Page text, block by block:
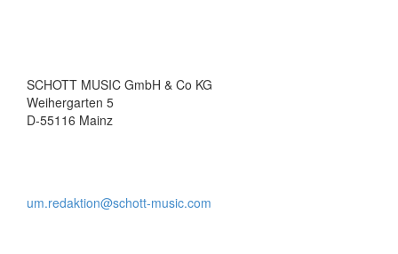
SCHOTT MUSIC GmbH & Co KG
Weihergarten 5
D-55116 Mainz
um.redaktion@schott-music.com